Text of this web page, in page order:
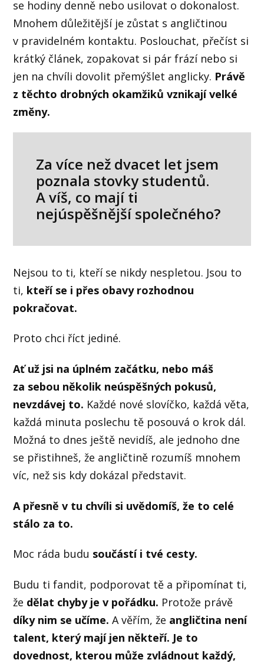
se hodiny denně nebo usilovat o dokonalost.
Mnohem důležitější je zůstat s angličtinou
v pravidelném kontaktu. Poslouchat, přečíst si
krátký článek, zopakovat si pár frází nebo si
jen na chvíli dovolit přemýšlet anglicky. Právě
z těchto drobných okamžiků vznikají velké
změny.
Za více než dvacet let jsem
poznala stovky studentů.
A víš, co mají ti
nejúspěšnější společného?
Nejsou to ti, kteří se nikdy nespletou. Jsou to
ti, kteří se i přes obavy rozhodnou
pokračovat.
Proto chci říct jediné.
Ať už jsi na úplném začátku, nebo máš
za sebou několik neúspěšných pokusů,
nevzdávej to. Každé nové slovíčko, každá věta,
každá minuta poslechu tě posouvá o krok dál.
Možná to dnes ještě nevidíš, ale jednoho dne
se přistihneš, že angličtině rozumíš mnohem
víc, než sis kdy dokázal představit.
A přesně v tu chvíli si uvědomíš, že to celé
stálo za to.
Moc ráda budu součástí i tvé cesty.
Budu ti fandit, podporovat tě a připomínat ti,
že dělat chyby je v pořádku. Protože právě
díky nim se učíme. A věřím, že angličtina není
talent, který mají jen někteří. Je to
dovednost, kterou může zvládnout každý,